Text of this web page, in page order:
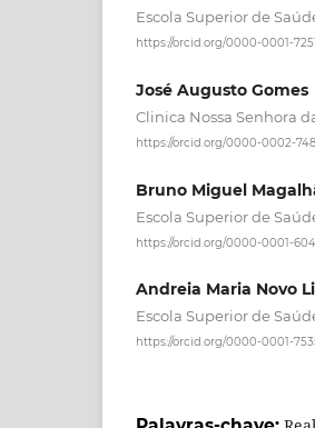
Escola Superior de
https://orcid.org/0000-0001-
José Augusto Gomes
Clinica Nossa Senhora
https://orcid.org/0000-0002-
Bruno Miguel
Escola Superior de
https://orcid.org/0000-0001-
Andreia Maria Novo
Escola Superior de
https://orcid.org/0000-0001-